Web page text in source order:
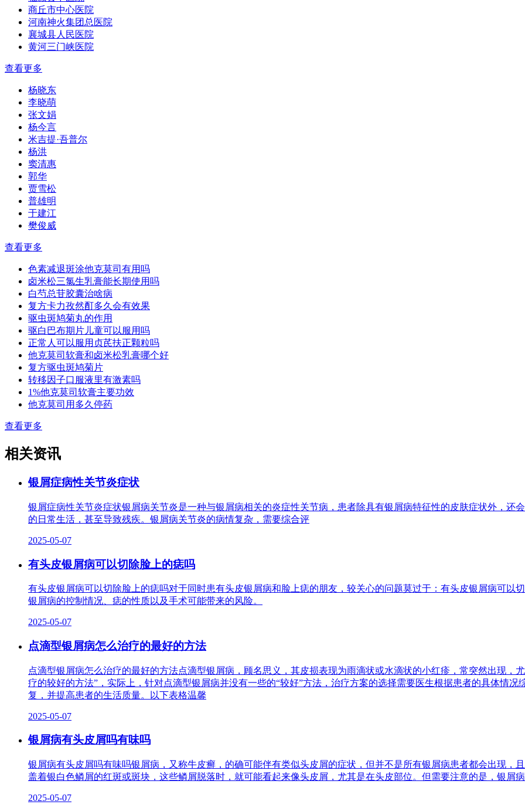
商丘市中心医院
河南神火集团总医院
襄城县人民医院
黄河三门峡医院
查看更多
杨晓东
李晓萌
张文娟
杨今言
米吉提·吾普尔
杨洪
窦清惠
郭华
贾雪松
普雄明
于建江
樊俊威
查看更多
色素减退斑涂他克莫司有用吗
卤米松三氯生乳膏能长期使用吗
白芍总苷胶囊治啥病
复方卡力孜然酊多久会有效果
驱虫斑鸠菊丸的作用
驱白巴布期片儿童可以服用吗
正常人可以服用贞芪扶正颗粒吗
他克莫司软膏和卤米松乳膏哪个好
复方驱虫斑鸠菊片
转移因子口服液里有激素吗
1%他克莫司软膏主要功效
他克莫司用多久停药
查看更多
相关资讯
银屑症病性关节炎症状
银屑症病性关节炎症状银屑病关节炎是一种与银屑病相关的炎症性关节病，患者除具有银屑病特征性的皮肤症状外，还
的日常生活，甚至导致残疾。银屑病关节炎的病情复杂，需要综合评
2025-05-07
有头皮银屑病可以切除脸上的痣吗
有头皮银屑病可以切除脸上的痣吗对于同时患有头皮银屑病和脸上痣的朋友，较关心的问题莫过于：有头皮银屑病可以
银屑病的控制情况、痣的性质以及手术可能带来的风险。
2025-05-07
点滴型银屑病怎么治疗的最好的方法
点滴型银屑病怎么治疗的最好的方法点滴型银屑病，顾名思义，其皮损表现为雨滴状或水滴状的小红疹，常突然出现，
疗的较好的方法”，实际上，针对点滴型银屑病并没有一些的“较好”方法，治疗方案的选择需要医生根据患者的具体情
复，并提高患者的生活质量。以下表格温馨
2025-05-07
银屑病有头皮屑吗有味吗
银屑病有头皮屑吗有味吗银屑病，又称牛皮癣，的确可能伴有类似头皮屑的症状，但并不是所有银屑病患者都会出现，
盖着银白色鳞屑的红斑或斑块，这些鳞屑脱落时，就可能看起来像头皮屑，尤其是在头皮部位。但需要注意的是，银屑
2025-05-07